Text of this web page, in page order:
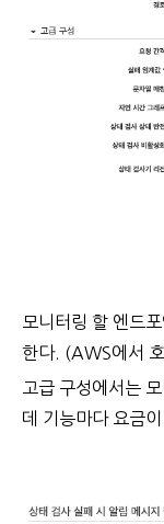
모니터링 할 엔드
한다. (AWS에서
고급 구성에서는
데 기능마다 요금